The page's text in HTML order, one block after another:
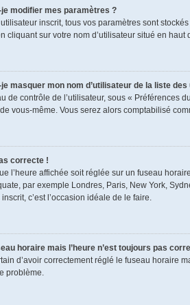
modifier mes paramètres ?
inscrit, tous vos paramètres sont
cliquant sur votre nom d’utilisateur situé en
masquer mon nom d’utilisateur de la liste
de contrôle de l’utilisateur, sous « Préférences
vous-même. Vous serez alors comptabilisé
correcte !
l’heure affichée soit réglée sur un fuseau
par exemple Londres, Paris, New York,
c’est l’occasion idéale de le faire.
horaire mais l’heure n’est toujours pas
d’avoir correctement réglé le fuseau horaire
problème.